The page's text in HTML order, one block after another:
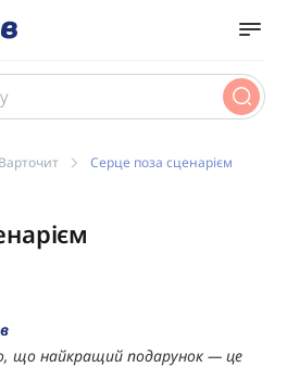
Варточит Серце поза сценарієм
що найкращий подарунок — це